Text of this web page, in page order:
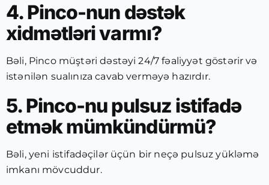
4. Pinco-nun dəstək
xidmətləri varmı?
Bəli, Pinco müştəri dəstəyi 24/7 fəaliyyət göstərir və
istənilən sualınıza cavab verməyə hazırdır.
5. Pinco-nu pulsuz istifadə
etmək mümkündürmü?
Bəli, yeni istifadəçilər üçün bir neçə pulsuz yükləmə
imkanı mövcuddur.